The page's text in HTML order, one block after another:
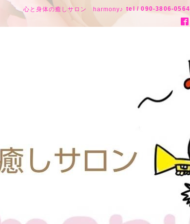
心と身体の癒しサロン harmony♪ tel / 090-3806-0564